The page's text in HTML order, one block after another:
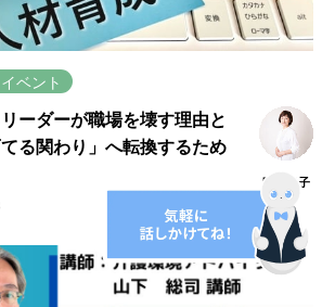
ベント
ーダーが職場を壊す理由と
る関わり」へ転換するため
時田幸子